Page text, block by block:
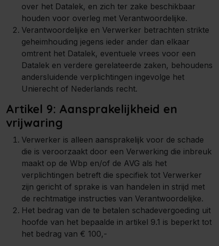
over het Datalek, en zich ter zake beschikbaar
houden voor overleg met Verantwoordelijke.
Verantwoordelijke en Verwerker betrachten strikte
geheimhouding jegens ieder ander dan elkaar
omtrent het Datalek, eventuele vrees voor een
Datalek en verdere gerelateerde zaken, behoudens
andersluidende verplichtingen ingevolge het
Unierecht of Nederlands recht.
Artikel 9: Aansprakelijkheid en
vrijwaring
Verwerker is alleen aansprakelijk voor de schade
die is veroorzaakt door een Verwerking die inbreuk
maakt op de Wbp en/of de AVG als het
verplichtingen betreft die specifiek tot Verwerker
zijn gericht of sprake is van handelen in strijd met
de rechtmatige instructies van Verantwoordelijke.
Het bedrag van de te betalen schadevergoeding uit
hoofde van het bepaalde in artikel 9.1 is beperkt tot
het bedrag van € 100,-